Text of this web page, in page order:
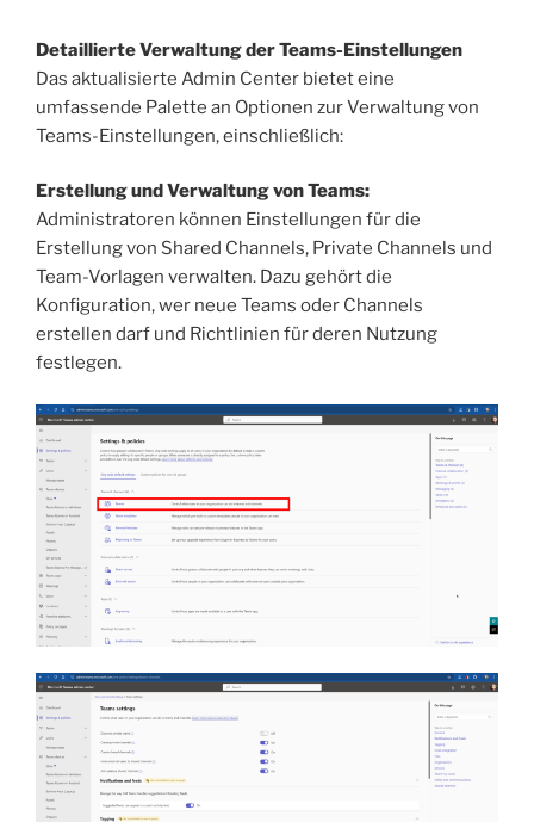
Detaillierte Verwaltung der Teams-Einstellungen
Das aktualisierte Admin Center bietet eine
umfassende Palette an Optionen zur Verwaltung von
Teams-Einstellungen, einschließlich:
Erstellung und Verwaltung von Teams:
Administratoren können Einstellungen für die
Erstellung von Shared Channels, Private Channels und
Team-Vorlagen verwalten. Dazu gehört die
Konfiguration, wer neue Teams oder Channels
erstellen darf und Richtlinien für deren Nutzung
festlegen.